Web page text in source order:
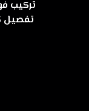
تركيب
تفصيل